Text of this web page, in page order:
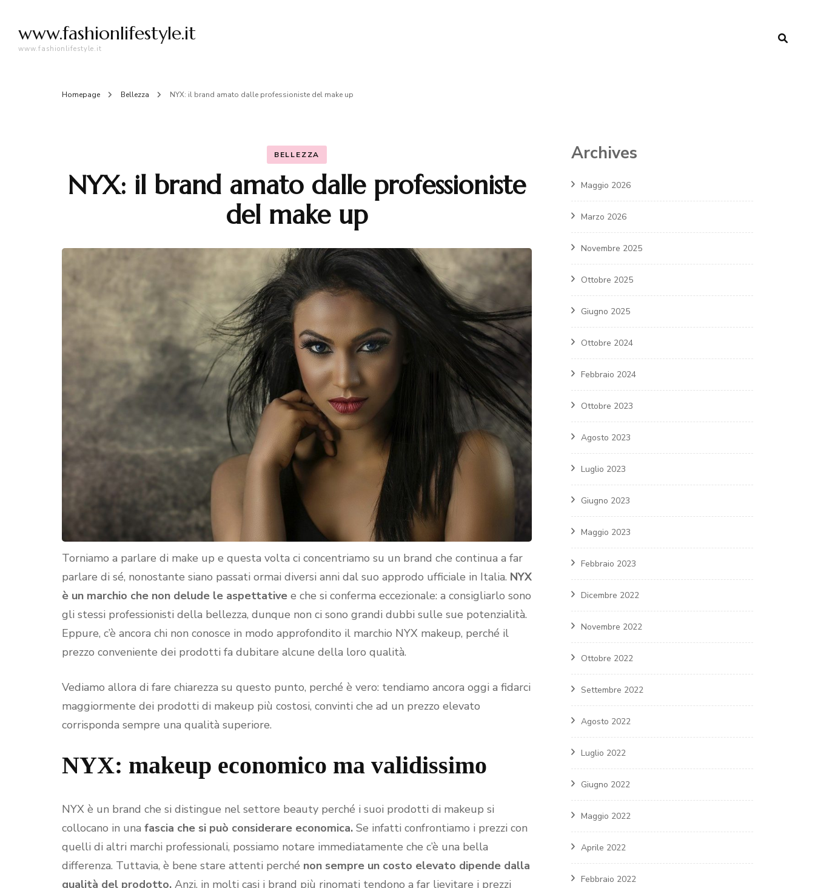
www.fashionlifestyle.it
www.fashionlifestyle.it
Homepage Bellezza NYX: il brand amato dalle professioniste del make up
BELLEZZA
NYX: il brand amato dalle professioniste
del make up
Torniamo a parlare di make up e questa volta ci concentriamo su un brand che continua a far
parlare di sé, nonostante siano passati ormai diversi anni dal suo approdo ufficiale in Italia. NYX
è un marchio che non delude le aspettative e che si conferma eccezionale: a consigliarlo sono
gli stessi professionisti della bellezza, dunque non ci sono grandi dubbi sulle sue potenzialità.
Eppure, c’è ancora chi non conosce in modo approfondito il marchio NYX makeup, perché il
prezzo conveniente dei prodotti fa dubitare alcune della loro qualità.
Vediamo allora di fare chiarezza su questo punto, perché è vero: tendiamo ancora oggi a fidarci
maggiormente dei prodotti di makeup più costosi, convinti che ad un prezzo elevato
corrisponda sempre una qualità superiore.
NYX: makeup economico ma validissimo
NYX è un brand che si distingue nel settore beauty perché i suoi prodotti di makeup si
collocano in una fascia che si può considerare economica. Se infatti confrontiamo i prezzi con
quelli di altri marchi professionali, possiamo notare immediatamente che c’è una bella
differenza. Tuttavia, è bene stare attenti perché non sempre un costo elevato dipende dalla
qualità del prodotto. Anzi, in molti casi i brand più rinomati tendono a far lievitare i prezzi
Archives
Maggio 2026
Marzo 2026
Novembre 2025
Ottobre 2025
Giugno 2025
Ottobre 2024
Febbraio 2024
Ottobre 2023
Agosto 2023
Luglio 2023
Giugno 2023
Maggio 2023
Febbraio 2023
Dicembre 2022
Novembre 2022
Ottobre 2022
Settembre 2022
Agosto 2022
Luglio 2022
Giugno 2022
Maggio 2022
Aprile 2022
Febbraio 2022